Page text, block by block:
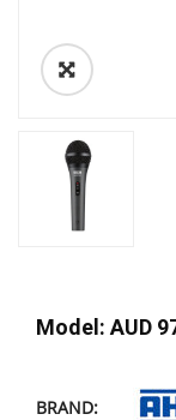
Model: AUD
BRAND: